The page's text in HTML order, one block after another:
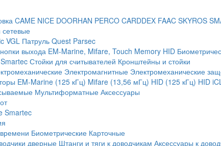
CAME NICE DOORHAN PERCO CARDDEX FAAC SKYROS
VGL Патруль Quest Parsec
выхода EM-Marine, Mifare, Touch Memory HID
Стойки для считывателей Кронштейны и стойки
Электромагнитные Электромеханические
EM-Marine (125 кГц) Mifare (13,56 мГц) HID (125 кГц) HID
Мультиформатные Аксессуары
Smartec
Биометрические Карточные
дверные Штанги и тяги к доводчикам Аксессуары к